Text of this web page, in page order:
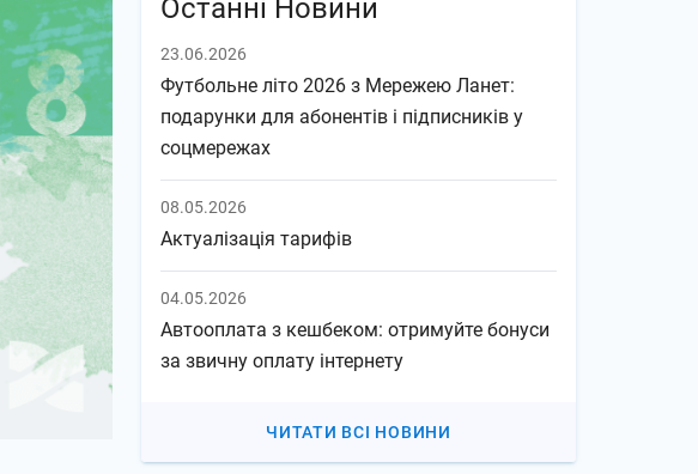
Останні Новини
23.06.2026
Футбольне літо 2026 з Мережею Ланет:
подарунки для абонентів і підписників у
соцмережах
08.05.2026
Актуалізація тарифів
04.05.2026
Автооплата з кешбеком: отримуйте бонуси
за звичну оплату інтернету
ЧИТАТИ ВСІ НОВИНИ